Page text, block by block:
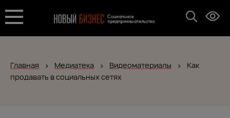
Главная Медиатека Видеоматериалы
Как
продавать в социальных сетях